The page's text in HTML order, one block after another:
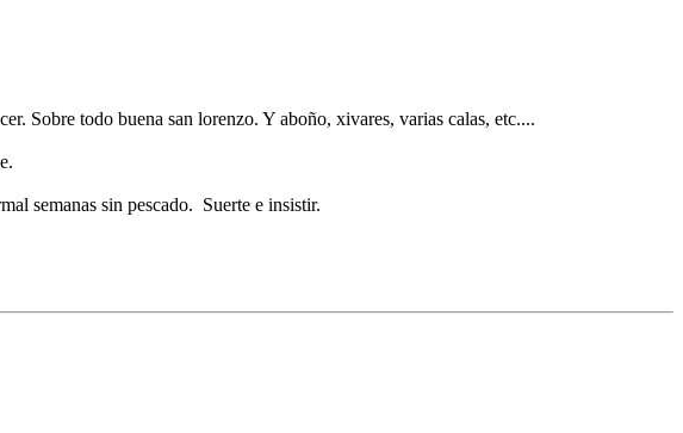
Sobre todo buena san lorenzo. Y aboño, xivares, varias calas, etc....
semanas sin pescado. Suerte e insistir.